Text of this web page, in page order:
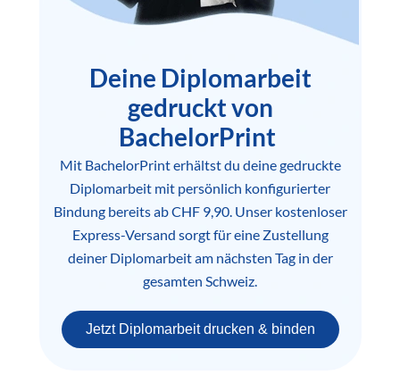
Deine Diplomarbeit
gedruckt von
BachelorPrint
Mit BachelorPrint erhältst du deine gedruckte
Diplomarbeit mit persönlich konfigurierter
Bindung bereits ab CHF 9,90. Unser kostenloser
Express-Versand sorgt für eine Zustellung
deiner Diplomarbeit am nächsten Tag in der
gesamten Schweiz.
Jetzt Diplomarbeit drucken & binden